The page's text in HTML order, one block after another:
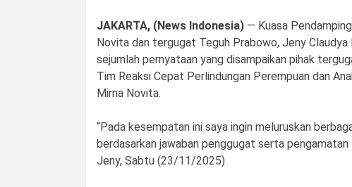
JAKARTA, (News Indonesia) — Kuasa
Novita dan tergugat Teguh Prabowo, Jeny
sejumlah pernyataan yang disampaikan pihak
Tim Reaksi Cepat Perlindungan Perempuan dan
Mirna Novita.
“Pada kesempatan ini saya ingin meluruskan
berdasarkan jawaban penggugat serta pengamatan
Jeny, Sabtu (23/11/2025).